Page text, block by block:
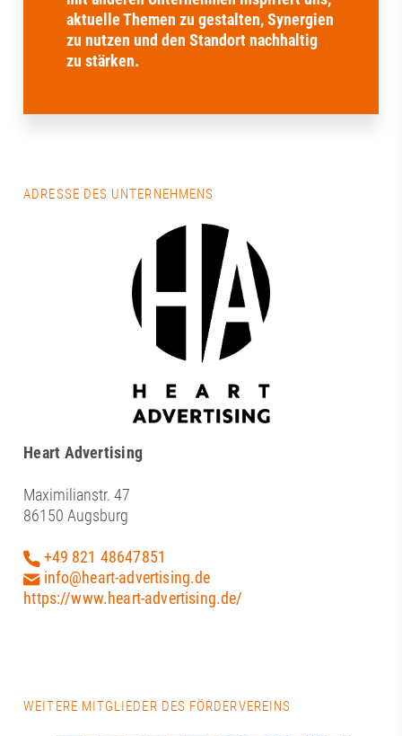
aktuelle Themen zu gestalten, Synergien
zu nutzen und den Standort nachhaltig
zu stärken.
ADRESSE DES UNTERNEHMENS
Heart Advertising
Maximilianstr. 47
86150 Augsburg
+49 821 48647851
info@heart-advertising.de
https://www.heart-advertising.de/
WEITERE MITGLIEDER DES FÖRDERVEREINS